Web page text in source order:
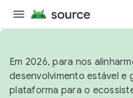
Em 2026, para nos
desenvolvimento estável e
plataforma para o